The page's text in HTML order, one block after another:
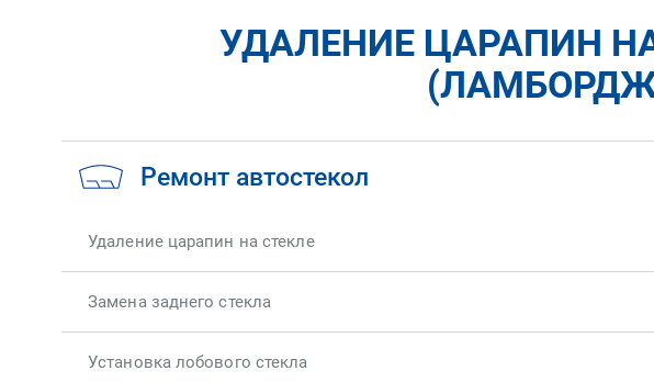
УДАЛЕНИЕ ЦАРАПИН НА
Ремонт автостекол
Удаление царапин на стекле
Замена заднего стекла
Установка лобового стекла